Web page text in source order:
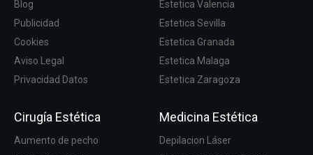
Blog
Publicidad
Cookies
Aviso Legal
Privacidad Datos
Estetica Valencia
Estetica Sevilla
Estetica Granada
Estetica Malaga
Estetica Zaragoza
Cirugía Estética
Aumento de pecho
Medicina Estética
Depilacion Láser